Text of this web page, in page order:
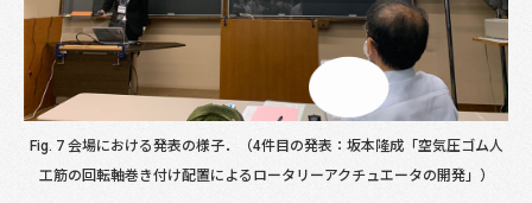
Fig. 7 会場における発表の様子．（4件目の発表：坂本隆成「空気圧ゴム人
工筋の回転軸巻き付け配置によるロータリーアクチュエータの開発」）